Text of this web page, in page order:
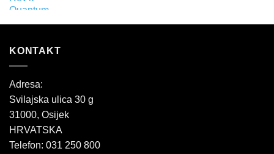
KONTAKT
Adresa:
Svilajska ulica 30 g
31000, Osijek
HRVATSKA
Telefon: 031 250 800